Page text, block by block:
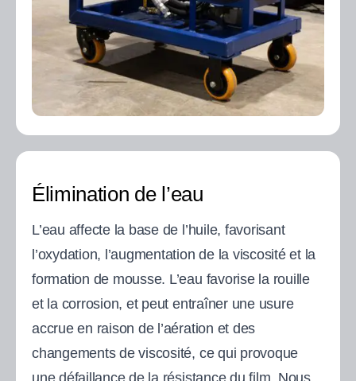
Élimination de l’eau
L’eau affecte la base de l’huile, favorisant
l’oxydation, l’augmentation de la viscosité et la
formation de mousse. L’eau favorise la rouille
et la corrosion, et peut entraîner une usure
accrue en raison de l’aération et des
changements de viscosité, ce qui provoque
une défaillance de la résistance du film. Nous